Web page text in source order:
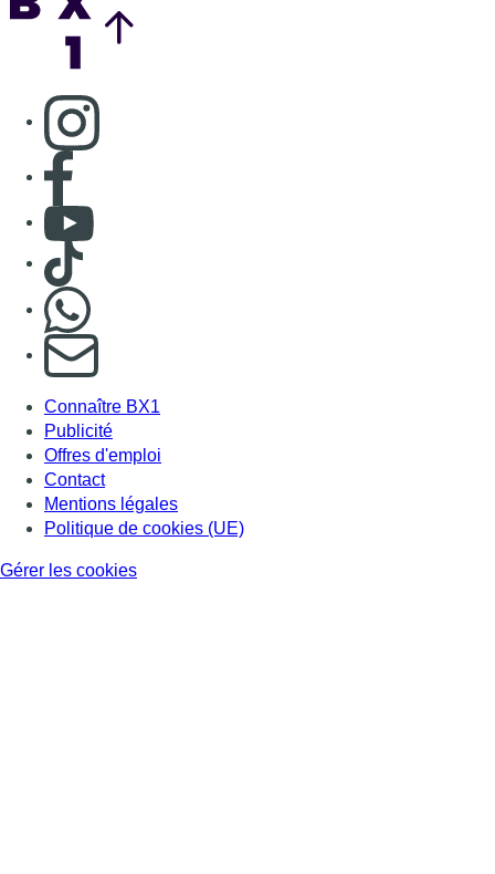
Consulter page Instagram
Consulter page Facebook
Consulter Youtube
Consulter TikTok
S'abonner à notre newsletter
Connaître BX1
Publicité
Offres d'emploi
Contact
Mentions légales
Politique de cookies (UE)
Gérer les cookies